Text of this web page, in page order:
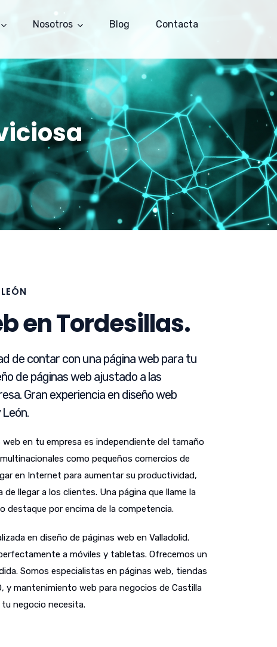
Nosotros Blog Contacta
en Tordesillas.
de contar con una página web para tu
de páginas web ajustado a las
Gran experiencia en diseño web
en tu empresa es independiente del tamaño
como pequeños comercios de
en Internet para aumentar su productividad,
de llegar a los clientes. Una página que llame la
destaque por encima de la competencia.
en diseño de páginas web en Valladolid.
a móviles y tabletas. Ofrecemos un
Somos especialistas en páginas web, tiendas
y mantenimiento web para negocios de Castilla
tu negocio necesita.